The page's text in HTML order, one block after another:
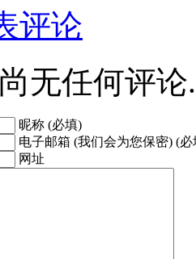
评论
无任何评论.
昵称 (必填)
电子邮箱 (我们会为您保密) (必
网址